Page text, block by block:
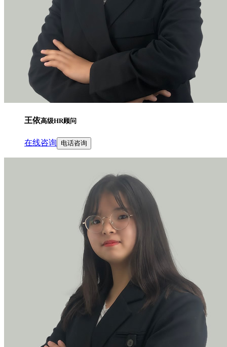
王依高级HR顾问
在线咨询 电话咨询